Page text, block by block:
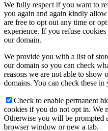
We fully respect if you want to
you again and again kindly
are free to opt out any time or
experience. If you refuse
our domain.
We provide you with a list of
our domain so you can check
reasons we are not able to
domains. You can check these
Check to enable permanent
cookies if you do not opt in. We
Otherwise you will be prompted
browser window or new a tab.